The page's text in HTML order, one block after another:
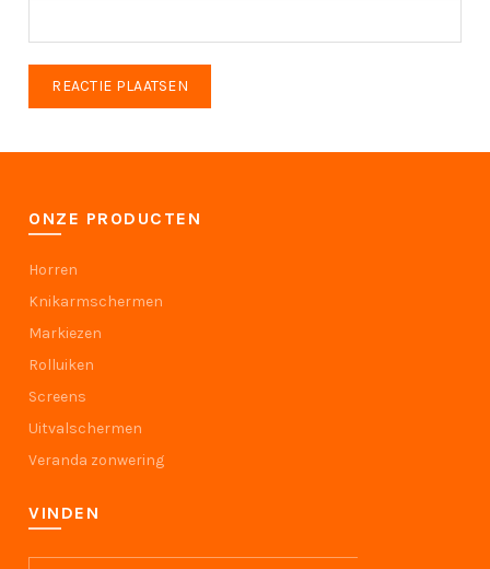
ONZE PRODUCTEN
Horren
Knikarmschermen
Markiezen
Rolluiken
Screens
Uitvalschermen
Veranda zonwering
VINDEN